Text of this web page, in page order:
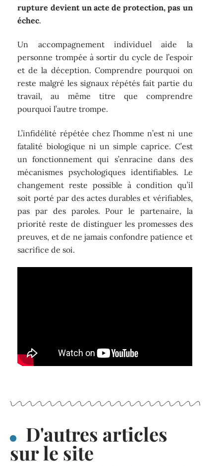
rupture devient un acte de protection, pas un
échec.
Un accompagnement individuel aide la
personne trompée à sortir du cycle de l’espoir
et de la déception. Comprendre pourquoi on
reste malgré les signaux répétés fait partie du
travail, au même titre que comprendre
pourquoi l’autre trompe.
L’infidélité répétée chez l’homme n’est ni une
fatalité biologique ni un simple caprice. C’est
un fonctionnement qui s’enracine dans des
mécanismes psychologiques identifiables. Le
changement reste possible à condition qu’il
soit porté par des actes durables et vérifiables,
pas par des paroles. Pour le partenaire, la
priorité reste de distinguer les promesses des
preuves, et de ne jamais confondre patience et
sacrifice de soi.
D'autres articles
sur le site